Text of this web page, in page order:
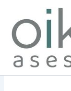
contenido